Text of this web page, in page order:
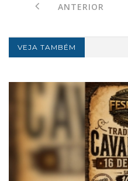
ANTERIOR
VEJA TAMBÉM